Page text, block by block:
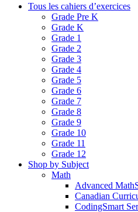
Tous les cahiers d’exercices
Grade Pre K
Grade K
Grade 1
Grade 2
Grade 3
Grade 4
Grade 5
Grade 6
Grade 7
Grade 8
Grade 9
Grade 10
Grade 11
Grade 12
Shop by Subject
Math
Advanced
Canadian
CodingSmart